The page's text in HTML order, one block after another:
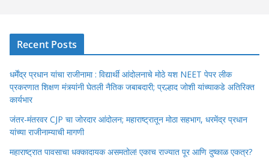
Recent Posts
धर्मेंद्र प्रधान यांचा राजीनामा : विद्यार्थी आंदोलनाचे मोठे यश NEET पेपर लीक
प्रकरणात शिक्षण मंत्र्यांनी घेतली नैतिक जबाबदारी; प्रल्हाद जोशी यांच्याकडे अतिरिक्त
कार्यभार
जंतर-मंतरवर CJP चा जोरदार आंदोलन; महाराष्ट्रातून मोठा सहभाग, धरमेंद्र प्रधान
यांच्या राजीनाम्याची मागणी
महाराष्ट्रात पावसाचा धक्कादायक असमतोल! एकाच राज्यात पूर आणि दुष्काळ एकत्र?